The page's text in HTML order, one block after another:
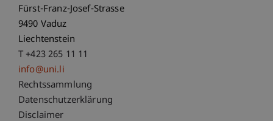
Fürst-Franz-Josef-Strasse
9490 Vaduz
Liechtenstein
T +423 265 11 11
info@uni.li
Fußzeile Rechtliche Hinweise
Rechtssammlung
Datenschutzerklärung
Disclaimer